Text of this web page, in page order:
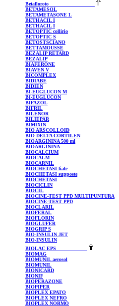
Betafloroto
BETAMESOL
BETAMETASONE L
BETHACILI
BETHACILI
BETOPTIC collirio
BETOPTIC S
BETOSTSCIANO
BETTAMOUSSE
BEZALIPRETARD
BEZALIP
BIAFERONE
BIAVEN V
BICOMPLEX
BIDIABE
BIDIEN
BI-EUGLUCON M
BI-EUGLUCON
BIFAZOL
BIFRIL
BILENOR
BILIEPAR
BIMIXIN
BIO ARSCOLLOID
BIO DELTA CORTILEN
BIOARGININA500 ml
BIOARGININA
BIOCALCIUM
BIOCALM
BIOCARNIL
BIOCHETASI fiale
BIOCHETASI supposte
BIOCHETASI
BIOCICLIN
BIOCIL
BIOCINE-TEST PPD MULTIPUNTURA
BIOCINE-TEST PPD
BIOCLARIL
BIOFERAL
BIOFLORIN
BIOGLUFER
BIOGRIPS
BIO-INSULIN JET
BIO-INSULIN
BIOLAC EPS
BIOMAG
BIOMUNILaerosol
BIOMUNIL
BIONICARD
BIONIF
BIOPERAZONE
BIOPIPER
BIOPLEX EPATO
BIOPLEX NEFRO
BIOPLEX NORMO